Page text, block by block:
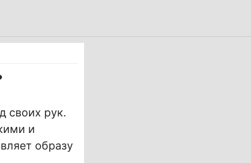
своих рук.
и
образу